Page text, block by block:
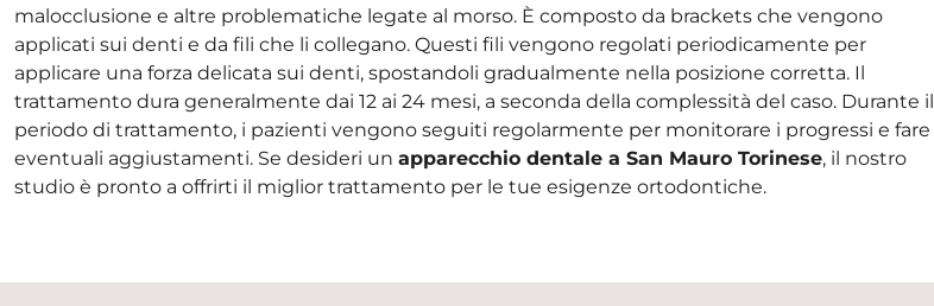
malocclusione e altre problematiche legate al morso. È composto da brackets che vengono
applicati sui denti e da fili che li collegano. Questi fili vengono regolati periodicamente per
applicare una forza delicata sui denti, spostandoli gradualmente nella posizione corretta. Il
trattamento dura generalmente dai 12 ai 24 mesi, a seconda della complessità del caso. Durante il
periodo di trattamento, i pazienti vengono seguiti regolarmente per monitorare i progressi e fare
eventuali aggiustamenti. Se desideri un apparecchio dentale a San Mauro Torinese, il nostro
studio è pronto a offrirti il miglior trattamento per le tue esigenze ortodontiche.